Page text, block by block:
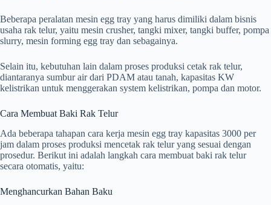
Beberapa peralatan mesin egg tray yang harus dimiliki dalam bisnis
usaha rak telur, yaitu mesin crusher, tangki mixer, tangki buffer, pompa
slurry, mesin forming egg tray dan sebagainya.
Selain itu, kebutuhan lain dalam proses produksi cetak rak telur,
diantaranya sumbur air dari PDAM atau tanah, kapasitas KW
kelistrikan untuk menggerakan system kelistrikan, pompa dan motor.
Cara Membuat Baki Rak Telur
Ada beberapa tahapan cara kerja mesin egg tray kapasitas 3000 per
jam dalam proses produksi mencetak rak telur yang sesuai dengan
prosedur. Berikut ini adalah langkah cara membuat baki rak telur
secara otomatis, yaitu:
Menghancurkan Bahan Baku